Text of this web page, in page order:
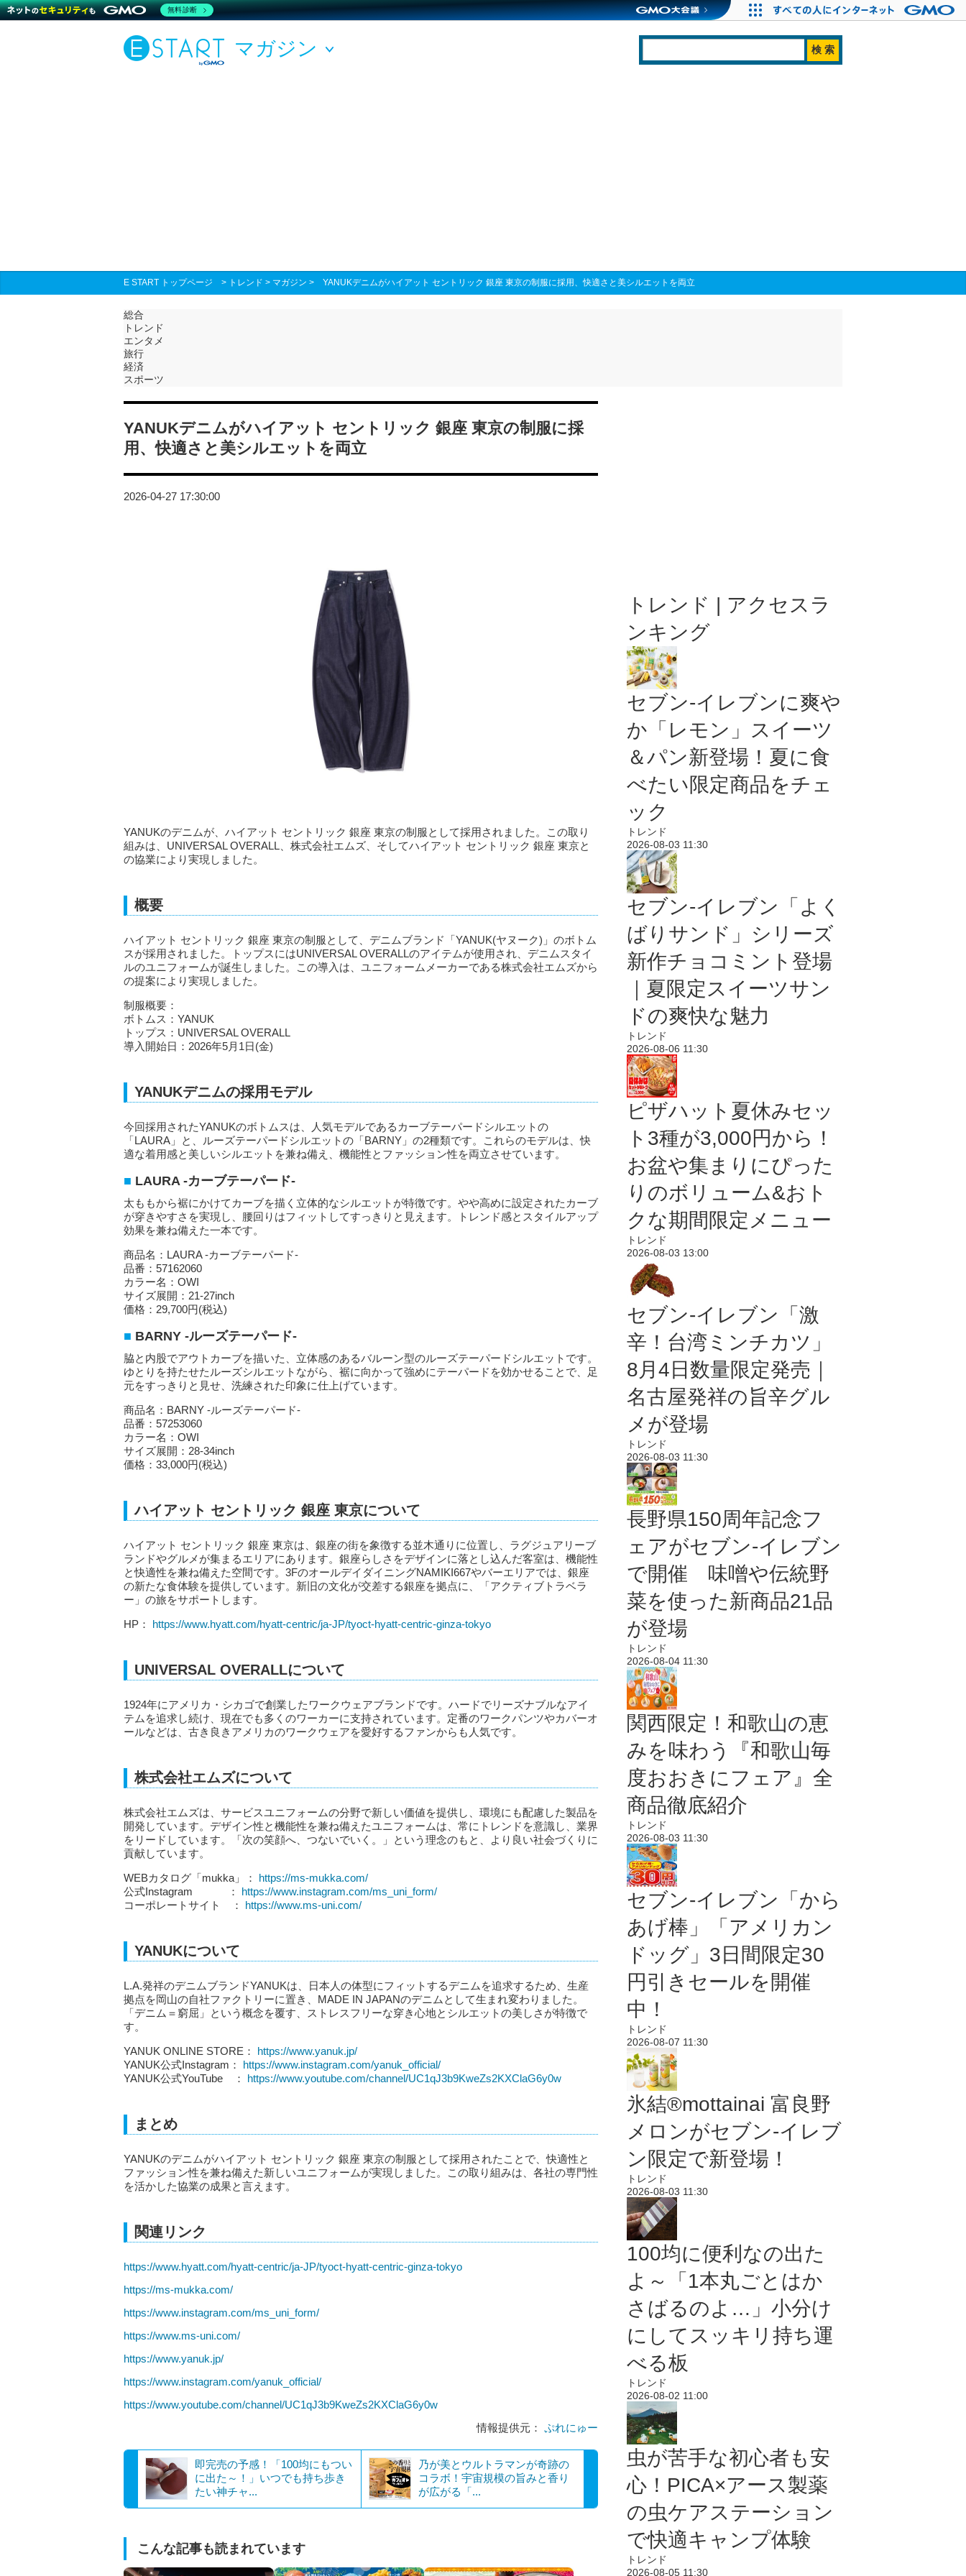
マガジン
E START トップページ > トレンド > マガジン > YANUKデニムがハイアット セントリック 銀座 東京の制服に採用、快適さと美シルエットを両立
総合
トレンド
エンタメ
旅行
経済
スポーツ
YANUKデニムがハイアット セントリック 銀座 東京の制服に採
用、快適さと美シルエットを両立
2026-04-27 17:30:00
YANUKのデニムが、ハイアット セントリック 銀座 東京の制服として採用されました。この取り
組みは、UNIVERSAL OVERALL、株式会社エムズ、そしてハイアット セントリック 銀座 東京と
の協業により実現しました。
概要
ハイアット セントリック 銀座 東京の制服として、デニムブランド「YANUK(ヤヌーク)」のボトム
スが採用されました。トップスにはUNIVERSAL OVERALLのアイテムが使用され、デニムスタイ
ルのユニフォームが誕生しました。この導入は、ユニフォームメーカーである株式会社エムズから
の提案により実現しました。
制服概要：
ボトムス：YANUK
トップス：UNIVERSAL OVERALL
導入開始日：2026年5月1日(金)
YANUKデニムの採用モデル
今回採用されたYANUKのボトムスは、人気モデルであるカーブテーパードシルエットの
「LAURA」と、ルーズテーパードシルエットの「BARNY」の2種類です。これらのモデルは、快
適な着用感と美しいシルエットを兼ね備え、機能性とファッション性を両立させています。
LAURA -カーブテーパード-
太ももから裾にかけてカーブを描く立体的なシルエットが特徴です。やや高めに設定されたカーブ
が穿きやすさを実現し、腰回りはフィットしてすっきりと見えます。トレンド感とスタイルアップ
効果を兼ね備えた一本です。
商品名：LAURA -カーブテーパード-
品番：57162060
カラー名：OWI
サイズ展開：21-27inch
価格：29,700円(税込)
BARNY -ルーズテーパード-
脇と内股でアウトカーブを描いた、立体感のあるバルーン型のルーズテーパードシルエットです。
ゆとりを持たせたルーズシルエットながら、裾に向かって強めにテーパードを効かせることで、足
元をすっきりと見せ、洗練された印象に仕上げています。
商品名：BARNY -ルーズテーパード-
品番：57253060
カラー名：OWI
サイズ展開：28-34inch
価格：33,000円(税込)
ハイアット セントリック 銀座 東京について
ハイアット セントリック 銀座 東京は、銀座の街を象徴する並木通りに位置し、ラグジュアリーブ
ランドやグルメが集まるエリアにあります。銀座らしさをデザインに落とし込んだ客室は、機能性
と快適性を兼ね備えた空間です。3FのオールデイダイニングNAMIKI667やバーエリアでは、銀座
の新たな食体験を提供しています。新旧の文化が交差する銀座を拠点に、「アクティブトラベラ
ー」の旅をサポートします。
HP： https://www.hyatt.com/hyatt-centric/ja-JP/tyoct-hyatt-centric-ginza-tokyo
UNIVERSAL OVERALLについて
1924年にアメリカ・シカゴで創業したワークウェアブランドです。ハードでリーズナブルなアイ
テムを追求し続け、現在でも多くのワーカーに支持されています。定番のワークパンツやカバーオ
ールなどは、古き良きアメリカのワークウェアを愛好するファンからも人気です。
株式会社エムズについて
株式会社エムズは、サービスユニフォームの分野で新しい価値を提供し、環境にも配慮した製品を
開発しています。デザイン性と機能性を兼ね備えたユニフォームは、常にトレンドを意識し、業界
をリードしています。「次の笑顔へ、つないでいく。」という理念のもと、より良い社会づくりに
貢献しています。
WEBカタログ「mukka」： https://ms-mukka.com/
公式Instagram ： https://www.instagram.com/ms_uni_form/
コーポレートサイト ： https://www.ms-uni.com/
YANUKについて
L.A.発祥のデニムブランドYANUKは、日本人の体型にフィットするデニムを追求するため、生産
拠点を岡山の自社ファクトリーに置き、MADE IN JAPANのデニムとして生まれ変わりました。
「デニム＝窮屈」という概念を覆す、ストレスフリーな穿き心地とシルエットの美しさが特徴で
す。
YANUK ONLINE STORE： https://www.yanuk.jp/
YANUK公式Instagram： https://www.instagram.com/yanuk_official/
YANUK公式YouTube ： https://www.youtube.com/channel/UC1qJ3b9KweZs2KXClaG6y0w
まとめ
YANUKのデニムがハイアット セントリック 銀座 東京の制服として採用されたことで、快適性と
ファッション性を兼ね備えた新しいユニフォームが実現しました。この取り組みは、各社の専門性
を活かした協業の成果と言えます。
関連リンク
https://www.hyatt.com/hyatt-centric/ja-JP/tyoct-hyatt-centric-ginza-tokyo
https://ms-mukka.com/
https://www.instagram.com/ms_uni_form/
https://www.ms-uni.com/
https://www.yanuk.jp/
https://www.instagram.com/yanuk_official/
https://www.youtube.com/channel/UC1qJ3b9KweZs2KXClaG6y0w
情報提供元： ぷれにゅー
即完売の予感！「100均にもつい
に出た～！」いつでも持ち歩き
たい神チャ...
乃が美とウルトラマンが奇跡の
コラボ！宇宙規模の旨みと香り
が広がる「...
こんな記事も読まれています
トレンド | アクセスラ
ンキング
セブン‐イレブンに爽や
か「レモン」スイーツ
＆パン新登場！夏に食
べたい限定商品をチェ
ック
トレンド
2026-08-03 11:30
セブン‐イレブン「よく
ばりサンド」シリーズ
新作チョコミント登場
｜夏限定スイーツサン
ドの爽快な魅力
トレンド
2026-08-06 11:30
ピザハット夏休みセッ
ト3種が3,000円から！
お盆や集まりにぴった
りのボリューム&おト
クな期間限定メニュー
トレンド
2026-08-03 13:00
セブン-イレブン「激
辛！台湾ミンチカツ」
8月4日数量限定発売｜
名古屋発祥の旨辛グル
メが登場
トレンド
2026-08-03 11:30
長野県150周年記念フ
ェアがセブン-イレブン
で開催 味噌や伝統野
菜を使った新商品21品
が登場
トレンド
2026-08-04 11:30
関西限定！和歌山の恵
みを味わう『和歌山毎
度おおきにフェア』全
商品徹底紹介
トレンド
2026-08-03 11:30
セブン‐イレブン「から
あげ棒」「アメリカン
ドッグ」3日間限定30
円引きセールを開催
中！
トレンド
2026-08-07 11:30
氷結®mottainai 富良野
メロンがセブン‐イレブ
ン限定で新登場！
トレンド
2026-08-03 11:30
100均に便利なの出た
よ～「1本丸ごとはか
さばるのよ…」小分け
にしてスッキリ持ち運
べる板
トレンド
2026-08-02 11:00
虫が苦手な初心者も安
心！PICA×アース製薬
の虫ケアステーション
で快適キャンプ体験
トレンド
2026-08-05 11:30
無料診断